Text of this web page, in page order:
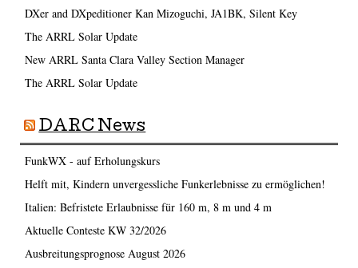
DXer and DXpeditioner Kan Mizoguchi, JA1BK, Silent Key
The ARRL Solar Update
New ARRL Santa Clara Valley Section Manager
The ARRL Solar Update
DARC News
FunkWX - auf Erholungskurs
Helft mit, Kindern unvergessliche Funkerlebnisse zu ermöglichen!
Italien: Befristete Erlaubnisse für 160 m, 8 m und 4 m
Aktuelle Conteste KW 32/2026
Ausbreitungsprognose August 2026